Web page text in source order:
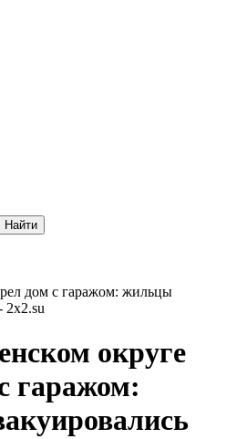
Найти
дом с гаражом: жильцы
2x2.su
округе
гаражом: